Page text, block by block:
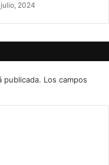
2024
publicada. Los campos